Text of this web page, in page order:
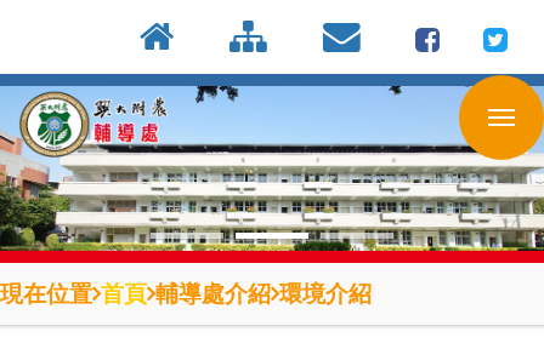
到
主
要
內
容
區
現在位置 首頁 輔導處介紹 環境介紹